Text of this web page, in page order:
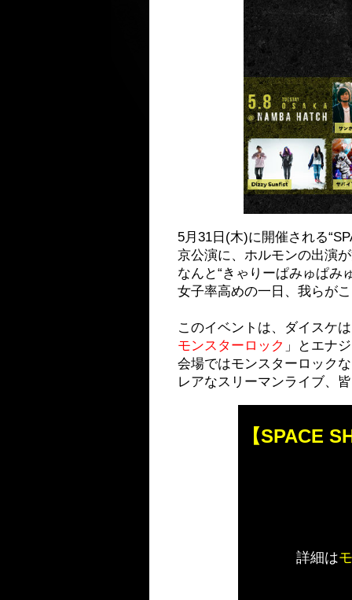
5月31日(木)に開催される
京公演に、ホルモンの出演
なんと“きゃりーぱみゅぱみ
女子率高めの一日、我らが
このイベントは、ダイスケ
モンスターロック 」とエナ
会場ではモンスターロック
レアなスリーマンライブ、
【SPACE
詳細は